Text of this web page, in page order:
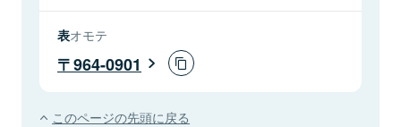
表オモテ
964-0901
このページの先頭に戻る